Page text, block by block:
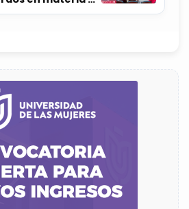
y pensiones